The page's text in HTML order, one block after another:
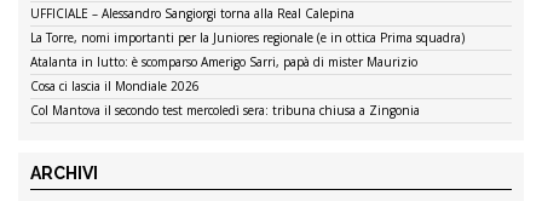
UFFICIALE – Alessandro Sangiorgi torna alla Real Calepina
La Torre, nomi importanti per la Juniores regionale (e in ottica Prima squadra)
Atalanta in lutto: è scomparso Amerigo Sarri, papà di mister Maurizio
Cosa ci lascia il Mondiale 2026
Col Mantova il secondo test mercoledì sera: tribuna chiusa a Zingonia
ARCHIVI